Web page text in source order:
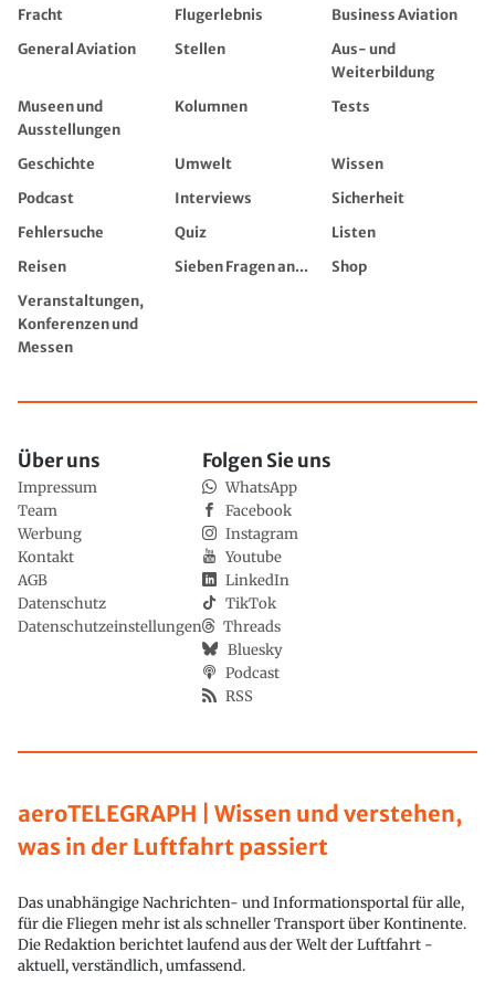
Fracht
Flugerlebnis
Business Aviation
General Aviation
Stellen
Aus- und
Weiterbildung
Museen und
Ausstellungen
Kolumnen Tests
Geschichte Umwelt
Wissen
Podcast
Interviews
Sicherheit
Fehlersuche
Quiz
Listen
Reisen
Sieben Fragen an...
Shop
Veranstaltungen,
Konferenzen und
Messen
aeroTELEGRAPH | Wissen und verstehen,
was in der Luftfahrt passiert
Das unabhängige Nachrichten- und Informationsportal für alle,
für die Fliegen mehr ist als schneller Transport über Kontinente.
Die Redaktion berichtet laufend aus der Welt der Luftfahrt -
aktuell, verständlich, umfassend.
Über uns
Impressum
Team
Werbung
Kontakt
AGB
Datenschutz
Datenschutzeinstellungen
Folgen Sie uns
WhatsApp
Facebook
Instagram
Youtube
LinkedIn
TikTok
Threads
Bluesky
Podcast
RSS